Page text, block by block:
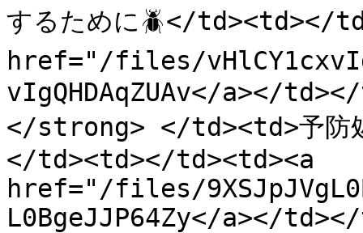
するために🪲</td><td></
href="/files/
vIgQHDAqZUAv</a></
</strong> </td><td>予防処
</td><td></td><td><a
href="/files/
L0BgeJJP64Zy</a></